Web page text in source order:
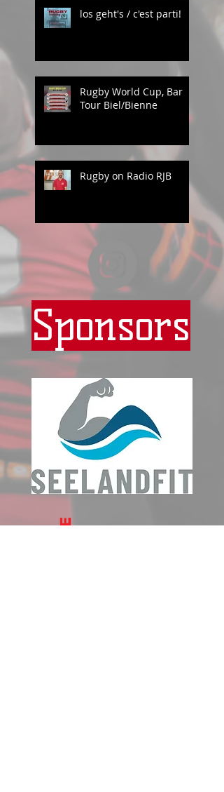
los geht's / c'est parti!
Rugby World Cup, Bar
Tour Biel/Bienne
Rugby on Radio RJB
Sponsors